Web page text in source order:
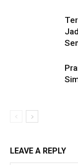
LEAVE A REPLY